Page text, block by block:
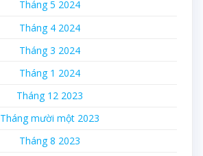
Tháng 5 2024
Tháng 4 2024
Tháng 3 2024
Tháng 1 2024
Tháng 12 2023
Tháng mười một 2023
Tháng 8 2023